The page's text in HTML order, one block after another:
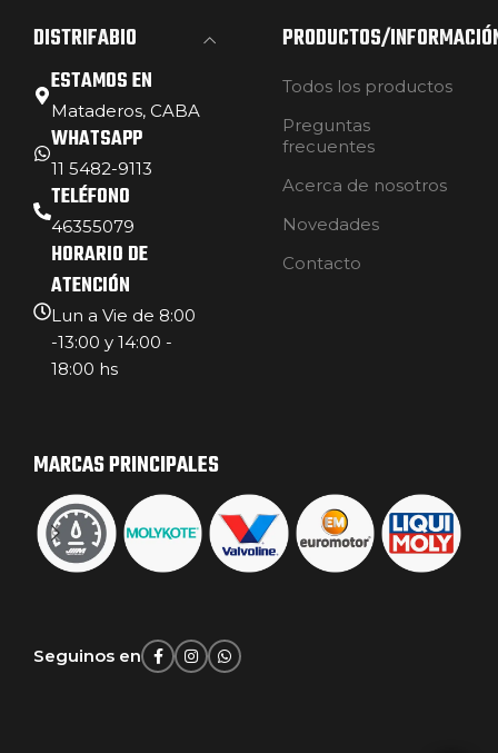
DISTRIFABIO
ESTAMOS EN
Mataderos, CABA
WHATSAPP
11 5482-9113
TELÉFONO
46355079
HORARIO DE
ATENCIÓN
Lun a Vie de 8:00
-13:00 y 14:00 -
18:00 hs
PRODUCTOS/
Todos los productos
Preguntas
frecuentes
Acerca de nosotros
Novedades
Contacto
MARCAS PRINCIPALES
Seguinos en